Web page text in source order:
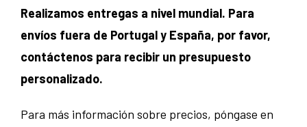
Realizamos entregas a nivel mundial. Para
envíos fuera de Portugal y España, por favor,
contáctenos para recibir un presupuesto
personalizado.
Para más información sobre precios, póngase en